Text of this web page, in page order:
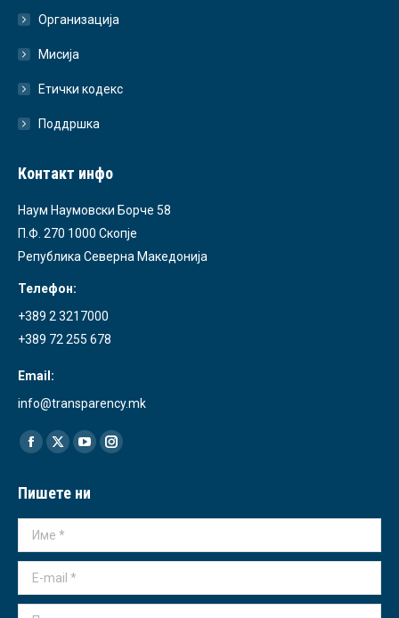
Организација
Мисија
Етички кодекс
Поддршка
Контакт инфо
Наум Наумовски Борче 58
П.Ф. 270 1000 Скопје
Република Северна Македонија
Телефон:
+389 2 3217000
+389 72 255 678
Email:
info@transparency.mk
Find us on:
Facebook
opens
in
new
X
opens
in
YouTube
opens
in
Instagram
in
Пишете ни
Име *
E-mail *